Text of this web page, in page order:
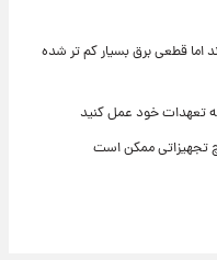
اما قطعی برق بسیار کم تر شده
به تعهدات خود عمل کنید
تجهیزاتی ممکن است